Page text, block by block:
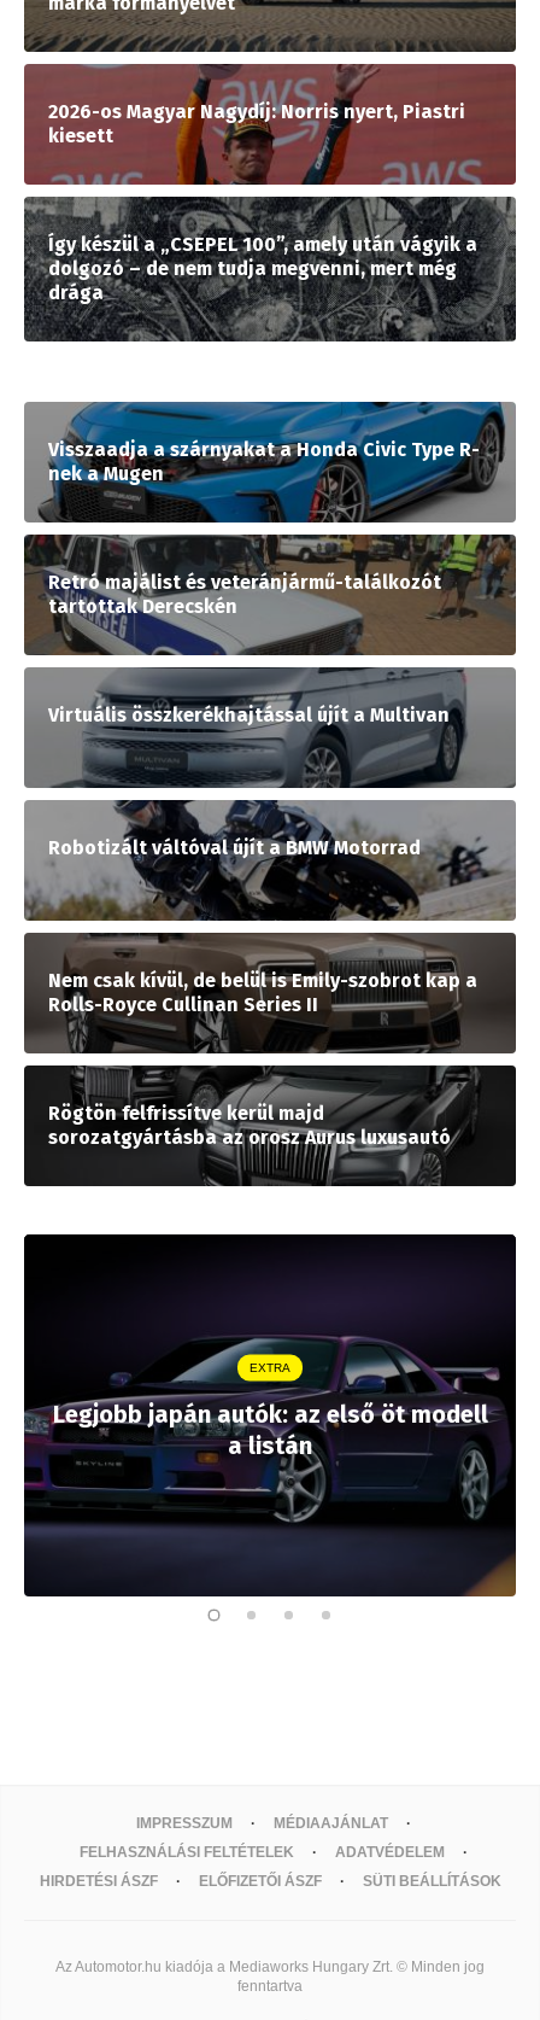
2026-os Magyar Nagydíj: Norris nyert, Piastri
kiesett
Így készül a „CSEPEL 100”, amely után vágyik a
dolgozó – de nem tudja megvenni, mert még
drága
Visszaadja a szárnyakat a Honda Civic Type R-
nek a Mugen
Retró majálist és veteránjármű-találkozót
tartottak Derecskén
Virtuális összkerékhajtással újít a Multivan
Robotizált váltóval újít a BMW Motorrad
Nem csak kívül, de belül is Emily-szobrot kap a
Rolls-Royce Cullinan Series II
Rögtön felfrissítve kerül majd
sorozatgyártásba az orosz Aurus luxusautó
EXTRA
Legjobb japán autók: az első öt modell
a listán
IMPRESSZUM
MÉDIAAJÁNLAT
FELHASZNÁLÁSI FELTÉTELEK
ADATVÉDELEM
HIRDETÉSI ÁSZF
ELŐFIZETŐI ÁSZF SÜTI BEÁLLÍTÁSOK
Az Automotor.hu kiadója a Mediaworks Hungary Zrt. © Minden jog
fenntartva